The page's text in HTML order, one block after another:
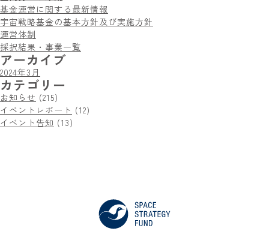
基金運営に関する最新情報
宇宙戦略基金の基本方針及び実施方針
運営体制
採択結果・事業一覧
アーカイブ
2024年3月
カテゴリー
お知らせ (215)
イベントレポート (12)
イベント告知 (13)